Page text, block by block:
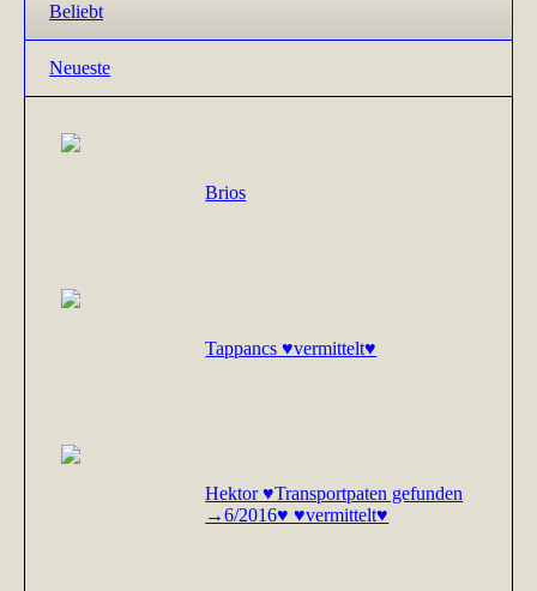
Beliebt
Neueste
Brios
Tappancs ♥vermittelt♥
Hektor ♥Transportpaten gefunden
→6/2016♥ ♥vermittelt♥